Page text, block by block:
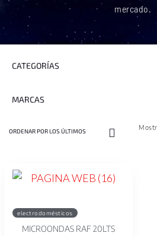
mercado.
CATEGORÍAS
MARCAS
electrodomésticos
MICROONDAS RAF 20LTS